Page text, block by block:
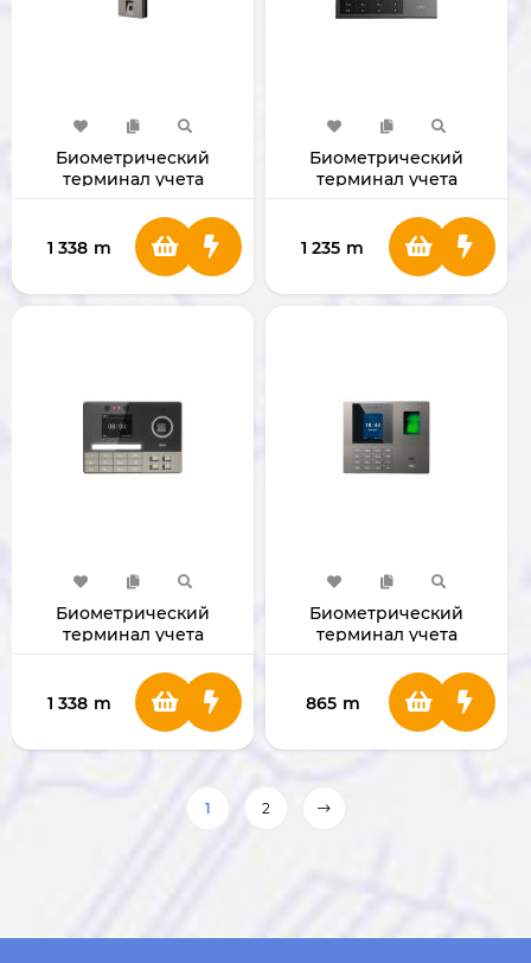
Биометрический
терминал учета
1 338 m
Биометрический
терминал учета
1 235 m
Биометрический
терминал учета
1 338 m
Биометрический
терминал учета
865 m
1 2